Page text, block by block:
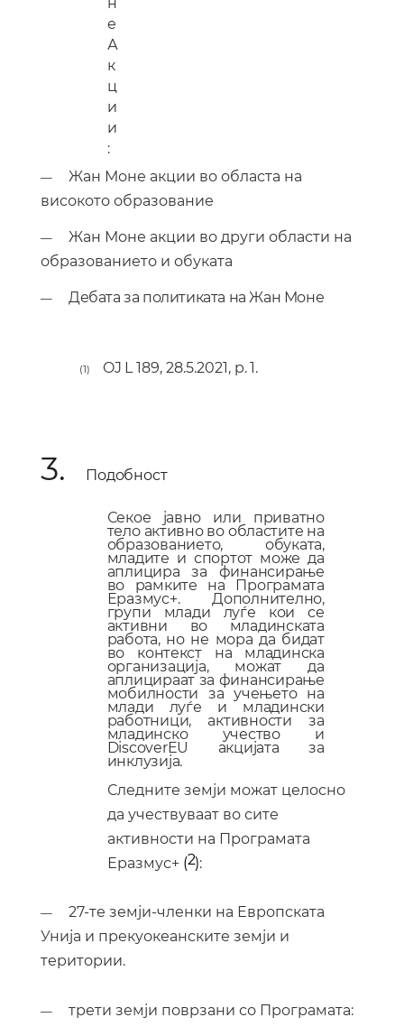
е
А
к
ц
и
и
:
— Жан Моне акции во областа на
високото образование
— Жан Моне акции во други области на
образованието и обуката
— Дебата за политиката на Жан Моне
(1) OJ L189, 28.5.2021, p.1.
3. Подобност
Секое јавно или приватно
тело активно во областите на
образованието, обуката,
младите и спортот може да
аплицира за финансирање
во рамките на Програмата
Еразмус+. Дополнително,
групи млади луѓе кои се
активни во младинската
работа, но не мора да бидат
во контекст на младинска
организација, можат да
аплицираат за финансирање
мобилности за учењето на
млади луѓе и младински
работници, активности за
младинско учествои
DiscoverEU акцијата за
инклузија.
Следните земји можат целосно
да учествуваат во сите
активности на Програмата
Еразмус+ (2):
—
27-те земји-членки на Европската
Унија и прекуокеанските земји и
територии.
— трети земји поврзани со Програмата: